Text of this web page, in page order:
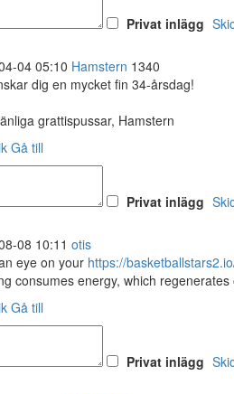
Privat inlägg
04 05:10 Hamstern 1340
dig en mycket fin 34-årsdag!
grattispussar, Hamstern
Gå till
Privat inlägg
08 10:11 otis
eye on your https://
consumes energy, which
Gå till
Privat inlägg